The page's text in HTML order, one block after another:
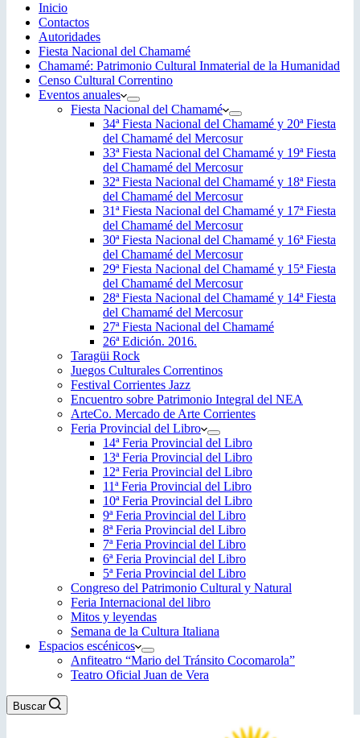
Inicio
Contactos
Autoridades
Fiesta Nacional del Chamamé
Chamamé: Patrimonio Cultural Inmaterial de la Humanidad
Censo Cultural Correntino
Eventos anuales
Fiesta Nacional del Chamamé
34ª Fiesta Nacional del Chamamé y 20ª Fiesta
del Chamamé del Mercosur
33ª Fiesta Nacional del Chamamé y 19ª Fiesta
del Chamamé del Mercosur
32ª Fiesta Nacional del Chamamé y 18ª Fiesta
del Chamamé del Mercosur
31ª Fiesta Nacional del Chamamé y 17ª Fiesta
del Chamamé del Mercosur
30ª Fiesta Nacional del Chamamé y 16ª Fiesta
del Chamamé del Mercosur
29ª Fiesta Nacional del Chamamé y 15ª Fiesta
del Chamamé del Mercosur
28ª Fiesta Nacional del Chamamé y 14ª Fiesta
del Chamamé del Mercosur
27ª Fiesta Nacional del Chamamé
26ª Edición. 2016.
Taragüi Rock
Juegos Culturales Correntinos
Festival Corrientes Jazz
Encuentro sobre Patrimonio Integral del NEA
ArteCo. Mercado de Arte Corrientes
Feria Provincial del Libro
14ª Feria Provincial del Libro
13ª Feria Provincial del Libro
12ª Feria Provincial del Libro
11ª Feria Provincial del Libro
10ª Feria Provincial del Libro
9ª Feria Provincial del Libro
8ª Feria Provincial del Libro
7ª Feria Provincial del Libro
6ª Feria Provincial del Libro
5ª Feria Provincial del Libro
Congreso del Patrimonio Cultural y Natural
Feria Internacional del libro
Mitos y leyendas
Semana de la Cultura Italiana
Espacios escénicos
Anfiteatro “Mario del Tránsito Cocomarola”
Teatro Oficial Juan de Vera
Buscar